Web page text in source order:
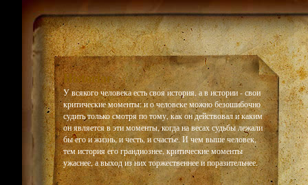
Historiar
У всякого человека есть своя история, а в истории - свои
критические моменты: и о человеке можно безошибочно
судить только смотря по тому, как он действовал и каким
он является в эти моменты, когда на весах судьбы лежали
бы его и жизнь, и честь, и счастье. И чем выше человек,
тем история его грандиознее, критические моменты
ужаснее, а выход из них торжественнее и поразительнее.